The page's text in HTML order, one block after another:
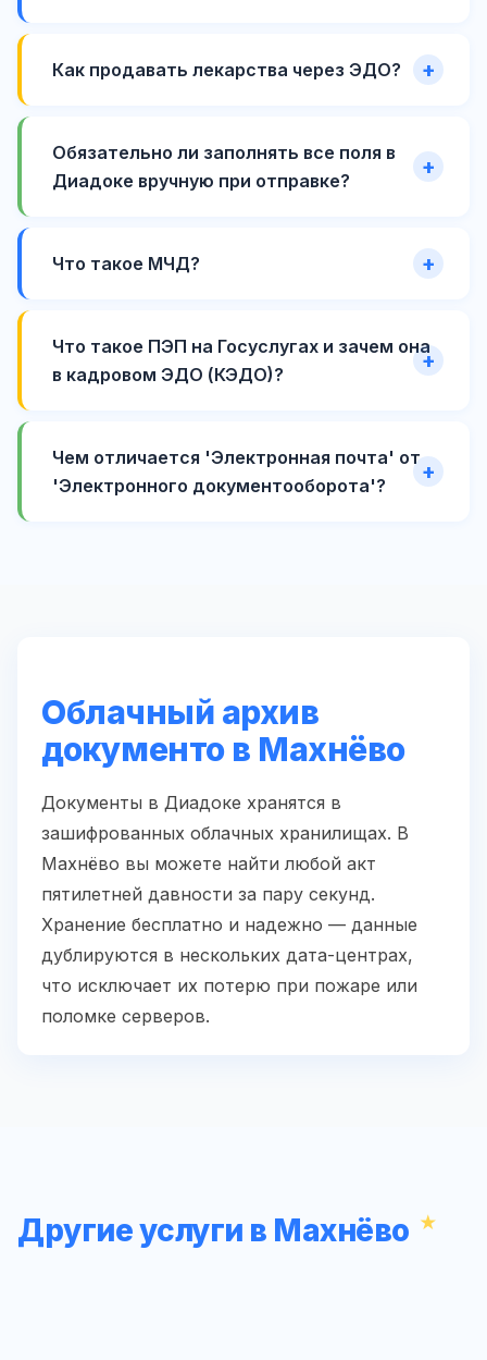
Как продавать лекарства через ЭДО?
Обязательно ли заполнять все поля в
Диадоке вручную при отправке?
Что такое МЧД?
Что такое ПЭП на Госуслугах и зачем она
в кадровом ЭДО (КЭДО)?
Чем отличается 'Электронная почта' от
'Электронного документооборота'?
Облачный архив
документо в Махнёво
Документы в Диадоке хранятся в
зашифрованных облачных хранилищах. В
Махнёво вы можете найти любой акт
пятилетней давности за пару секунд.
Хранение бесплатно и надежно — данные
дублируются в нескольких дата-центрах,
что исключает их потерю при пожаре или
поломке серверов.
Другие услуги в Махнёво